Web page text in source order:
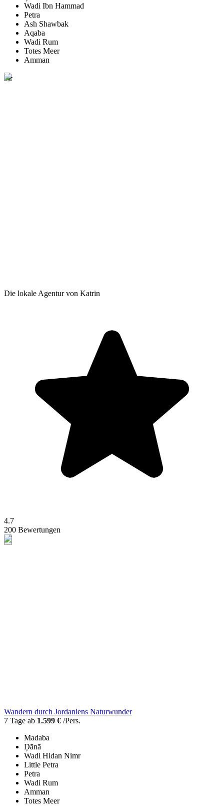
Wadi Ibn Hammad
Petra
Ash Shawbak
Aqaba
Wadi Rum
Totes Meer
Amman
Die lokale Agentur von Katrin
4.7
200 Bewertungen
Wandern durch Jordaniens Naturwunder
7 Tage ab 1.599 € /Pers.
Madaba
Ḑānā
Wadi Hidan Nimr
Little Petra
Petra
Wadi Rum
Amman
Totes Meer